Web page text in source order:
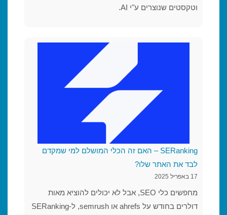
וטקסטים שנוצרים ע"י AI.
SERanking – האם זה הכלי המושלם למי שמקדם
לבד את האתר שלו?
17 באפריל 2025
מחפשים כלי SEO, אבל לא יכולים להוציא מאות
דולרים בחודש על ahrefs או semrush, ל-SERanking